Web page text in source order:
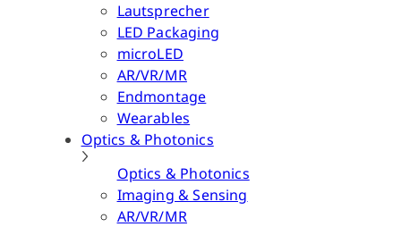
Lautsprecher
LED Packaging
microLED
AR/VR/MR
Endmontage
Wearables
Optics & Photonics
Optics & Photonics
Imaging & Sensing
AR/VR/MR